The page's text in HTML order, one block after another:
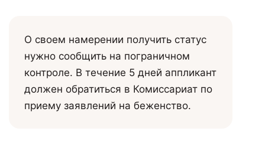
О своем намерении получить статус
нужно сообщить на пограничном
контроле. В течение 5 дней аппликант
должен обратиться в Комиссариат по
приему заявлений на беженство.